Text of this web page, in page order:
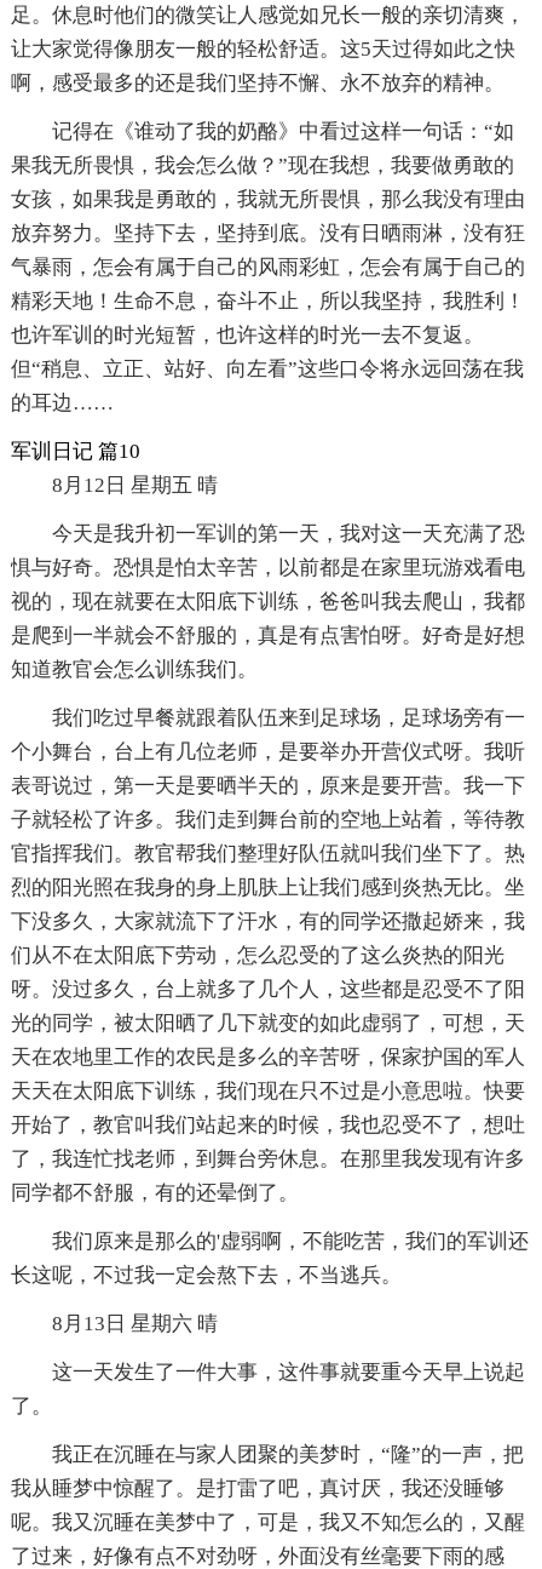
足。休息时他们的微笑让人感觉如兄长一般的亲切清爽，
让大家觉得像朋友一般的轻松舒适。这5天过得如此之快
啊，感受最多的还是我们坚持不懈、永不放弃的精神。
记得在《谁动了我的奶酪》中看过这样一句话：“如
果我无所畏惧，我会怎么做？”现在我想，我要做勇敢的
女孩，如果我是勇敢的，我就无所畏惧，那么我没有理由
放弃努力。坚持下去，坚持到底。没有日晒雨淋，没有狂
气暴雨，怎会有属于自己的风雨彩虹，怎会有属于自己的
精彩天地！生命不息，奋斗不止，所以我坚持，我胜利！
也许军训的时光短暂，也许这样的时光一去不复返。
但“稍息、立正、站好、向左看”这些口令将永远回荡在我
的耳边……
军训日记 篇10
8月12日 星期五 晴
今天是我升初一军训的第一天，我对这一天充满了恐
惧与好奇。恐惧是怕太辛苦，以前都是在家里玩游戏看电
视的，现在就要在太阳底下训练，爸爸叫我去爬山，我都
是爬到一半就会不舒服的，真是有点害怕呀。好奇是好想
知道教官会怎么训练我们。
我们吃过早餐就跟着队伍来到足球场，足球场旁有一
个小舞台，台上有几位老师，是要举办开营仪式呀。我听
表哥说过，第一天是要晒半天的，原来是要开营。我一下
子就轻松了许多。我们走到舞台前的空地上站着，等待教
官指挥我们。教官帮我们整理好队伍就叫我们坐下了。热
烈的阳光照在我身的身上肌肤上让我们感到炎热无比。坐
下没多久，大家就流下了汗水，有的同学还撒起娇来，我
们从不在太阳底下劳动，怎么忍受的了这么炎热的阳光
呀。没过多久，台上就多了几个人，这些都是忍受不了阳
光的同学，被太阳晒了几下就变的如此虚弱了，可想，天
天在农地里工作的农民是多么的辛苦呀，保家护国的军人
天天在太阳底下训练，我们现在只不过是小意思啦。快要
开始了，教官叫我们站起来的时候，我也忍受不了，想吐
了，我连忙找老师，到舞台旁休息。在那里我发现有许多
同学都不舒服，有的还晕倒了。
我们原来是那么的'虚弱啊，不能吃苦，我们的军训还
长这呢，不过我一定会熬下去，不当逃兵。
8月13日 星期六 晴
这一天发生了一件大事，这件事就要重今天早上说起
了。
我正在沉睡在与家人团聚的美梦时，“隆”的一声，把
我从睡梦中惊醒了。是打雷了吧，真讨厌，我还没睡够
呢。我又沉睡在美梦中了，可是，我又不知怎么的，又醒
了过来，好像有点不对劲呀，外面没有丝毫要下雨的感